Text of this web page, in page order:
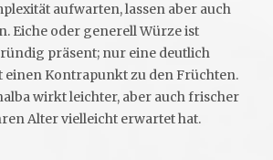
aufwarten, lassen aber auch
Eiche oder generell Würze ist
präsent; nur eine deutlich
einen Kontrapunkt zu den Früchten.
wirkt leichter, aber auch frischer
Alter vielleicht erwartet hat.